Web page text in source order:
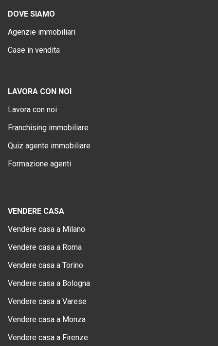
DOVE SIAMO
Agenzie immobiliari
Case in vendita
LAVORA CON NOI
Lavora con noi
Franchising immobiliare
Quiz agente immobiliare
Formazione agenti
VENDERE CASA
Vendere casa a Milano
Vendere casa a Roma
Vendere casa a Torino
Vendere casa a Bologna
Vendere casa a Varese
Vendere casa a Monza
Vendere casa a Firenze